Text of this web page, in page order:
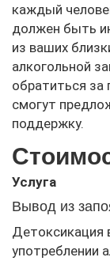
каждый
должен быть
из ваших
алкогольной
обратиться
смогут
поддержку.
Услуга
Вывод из
Детоксикация
употреблении